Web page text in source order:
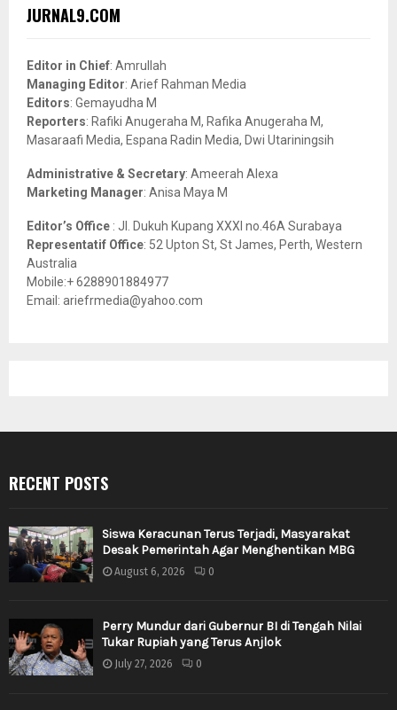
h
o
r
:
JURNAL9.COM
Editor in Chief: Amrullah
Managing Editor: Arief Rahman Media
Editors: Gemayudha M
Reporters: Rafiki Anugeraha M, Rafika Anugeraha M,
Masaraafi Media, Espana Radin Media, Dwi Utariningsih
Administrative & Secretary: Ameerah Alexa
Marketing Manager: Anisa Maya M
Editor’s Office : Jl. Dukuh Kupang XXXI no.46A Surabaya
Representatif Office: 52 Upton St, St James, Perth, Western
Australia
Mobile:+ 6288901884977
Email: ariefrmedia@yahoo.com
RECENT POSTS
Siswa Keracunan Terus Terjadi, Masyarakat
Desak Pemerintah Agar Menghentikan MBG
August 6, 2026 0
Perry Mundur dari Gubernur BI di Tengah Nilai
Tukar Rupiah yang Terus Anjlok
July 27, 2026 0